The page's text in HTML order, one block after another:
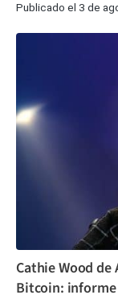
Publicado el 3 de
Cathie Wood
Bitcoin: informe